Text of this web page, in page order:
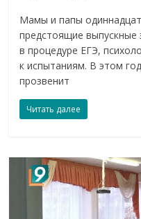
Мамы и папы
предстоящие выпускные
в процедуре ЕГЭ,
к испытаниям. В этом
прозвенит
Читать далее